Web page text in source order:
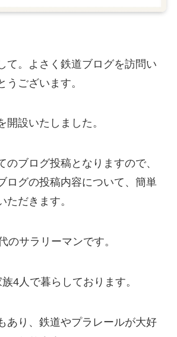
て。よさく鉄道ブログを訪問い
うございます。
開設いたしました。
のブログ投稿となりますので、
ログの投稿内容について、簡単
ただきます。
のサラリーマンです。
4人で暮らしております。
あり、鉄道やプラレールが大好